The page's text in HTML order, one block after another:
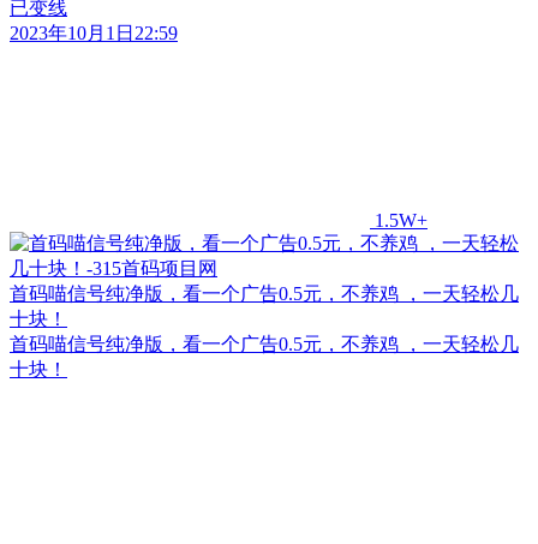
已变线
2023年10月1日22:59
1.5W+
首码喵信号纯净版，看一个广告0.5元，不养鸡 ，一天轻松几
十块！
首码喵信号纯净版，看一个广告0.5元，不养鸡 ，一天轻松几
十块！